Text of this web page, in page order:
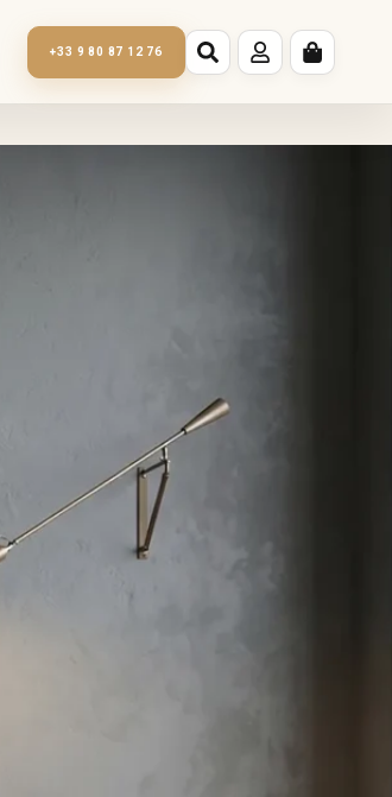
+33 9 80 87 12 76